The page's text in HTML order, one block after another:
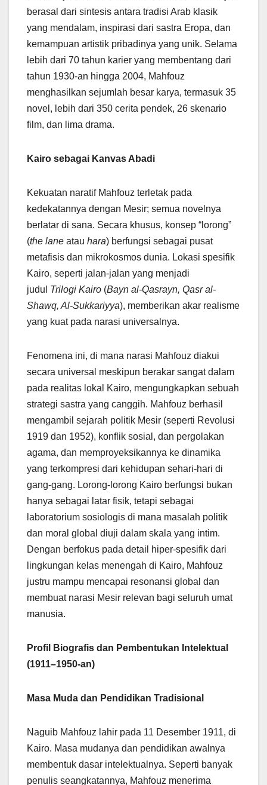
berasal dari sintesis antara tradisi Arab klasik
yang mendalam, inspirasi dari sastra Eropa, dan
kemampuan artistik pribadinya yang unik. Selama
lebih dari 70 tahun karier yang membentang dari
tahun 1930-an hingga 2004, Mahfouz
menghasilkan sejumlah besar karya, termasuk 35
novel, lebih dari 350 cerita pendek, 26 skenario
film, dan lima drama.
Kairo sebagai Kanvas Abadi
Kekuatan naratif Mahfouz terletak pada
kedekatannya dengan Mesir; semua novelnya
berlatar di sana. Secara khusus, konsep “lorong”
(the lane atau hara) berfungsi sebagai pusat
metafisis dan mikrokosmos dunia. Lokasi spesifik
Kairo, seperti jalan-jalan yang menjadi
judul Trilogi Kairo (Bayn al-Qasrayn, Qasr al-
Shawq, Al-Sukkariyya), memberikan akar realisme
yang kuat pada narasi universalnya.
Fenomena ini, di mana narasi Mahfouz diakui
secara universal meskipun berakar sangat dalam
pada realitas lokal Kairo, mengungkapkan sebuah
strategi sastra yang canggih. Mahfouz berhasil
mengambil sejarah politik Mesir (seperti Revolusi
1919 dan 1952), konflik sosial, dan pergolakan
agama, dan memproyeksikannya ke dinamika
yang terkompresi dari kehidupan sehari-hari di
gang-gang. Lorong-lorong Kairo berfungsi bukan
hanya sebagai latar fisik, tetapi sebagai
laboratorium sosiologis di mana masalah politik
dan moral global diuji dalam skala yang intim.
Dengan berfokus pada detail hiper-spesifik dari
lingkungan kelas menengah di Kairo, Mahfouz
justru mampu mencapai resonansi global dan
membuat narasi Mesir relevan bagi seluruh umat
manusia.
Profil Biografis dan Pembentukan Intelektual
(1911–1950-an)
Masa Muda dan Pendidikan Tradisional
Naguib Mahfouz lahir pada 11 Desember 1911, di
Kairo. Masa mudanya dan pendidikan awalnya
membentuk dasar intelektualnya. Seperti banyak
penulis seangkatannya, Mahfouz menerima